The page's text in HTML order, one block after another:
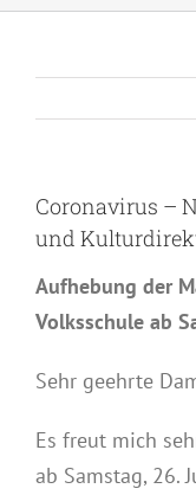
Coronavirus –
und
Aufhebung der
Volksschule ab
Sehr geehrte
Es freut mich
ab Samstag, 26.